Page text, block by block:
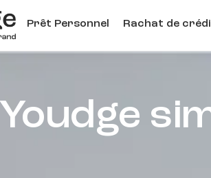
Prêt Personnel Rachat de
Youdge